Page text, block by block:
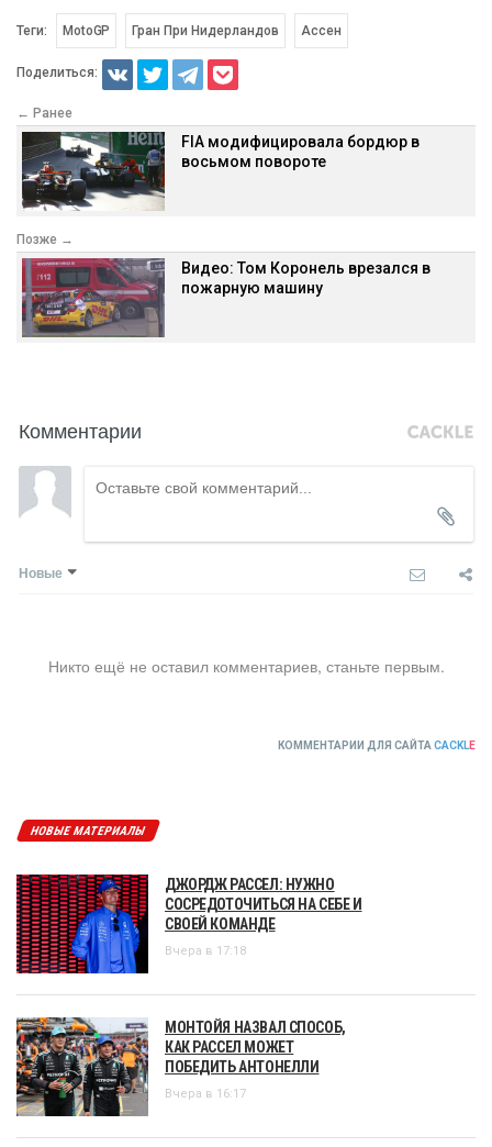
Теги: MotoGP Гран При Нидерландов Ассен
Поделиться:
← Ранее
FIA модифицировала бордюр в
восьмом повороте
Позже →
Видео: Том Коронель врезался в
пожарную машину
Комментарии
Новые
Никто ещё не оставил комментариев, станьте первым.
КОММЕНТАРИИ ДЛЯ САЙТА CACKLE
НОВЫЕ МАТЕРИАЛЫ
ДЖОРДЖ РАССЕЛ: НУЖНО
СОСРЕДОТОЧИТЬСЯ НА СЕБЕ И
СВОЕЙ КОМАНДЕ
Вчера в 17:18
МОНТОЙЯ НАЗВАЛ СПОСОБ,
КАК РАССЕЛ МОЖЕТ
ПОБЕДИТЬ АНТОНЕЛЛИ
Вчера в 16:17